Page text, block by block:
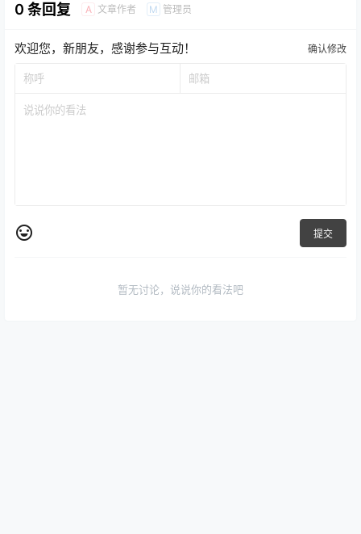
0 条回复 A 文章作者 M 管理员
欢迎您，新朋友，感谢参与互动！ 确认修改
提交
暂无讨论，说说你的看法吧